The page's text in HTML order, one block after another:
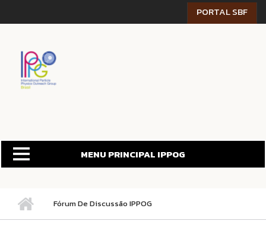
PORTAL SBF
MENU PRINCIPAL IPPOG
Fórum De Discussão IPPOG